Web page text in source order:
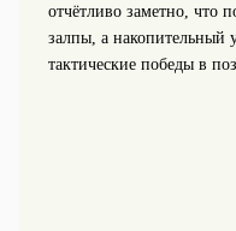
отчётливо заметно, что
залпы, а накопительный
тактические победы в